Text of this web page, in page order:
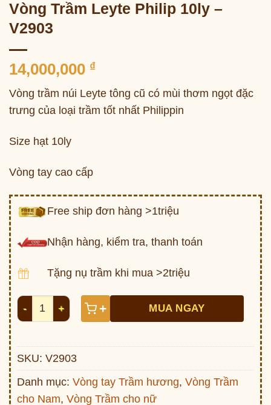
Vòng Trầm Leyte Philip 10ly –
V2903
14,000,000 ₫
Vòng trầm núi Leyte tông cũ có mùi thơm ngọt đặc
trưng của loại trầm tốt nhất Philippin
Size hạt 10ly
Vòng tay cao cấp
Free ship đơn hàng >1triệu
Nhận hàng, kiểm tra, thanh toán
Tặng nụ trầm khi mua >2triệu
Vòng Trầm Leyte Philip 10ly - V2903 số lượng
+ MUA NGAY
SKU: V2903
Danh mục: Vòng tay Trầm hương, Vòng Trầm
cho Nam, Vòng Trầm cho nữ